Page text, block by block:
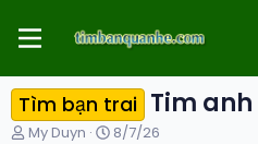
Tìm bạn trai Tim
T
My Duyn
N
8/7/26